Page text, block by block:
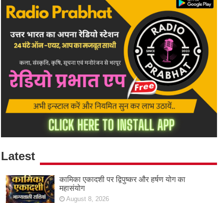
Latest
कामिका एकादशी पर द्विपुष्कर और हर्षण योग का
महासंयोग
August 8, 2026